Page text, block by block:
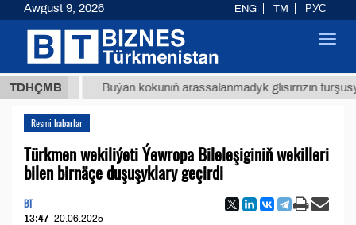
TDHÇMBBuýan köküniň arassalanmadyk glisirrizin turşusy (t.)
Resmi habarlar
Türkmen wekiliýeti Ýewropa Bileleşiginiň wekilleri
bilen birnäçe duşuşyklary geçirdi
BT
13:47 20.06.2025
Awgust 9, 2026 ENG TM РУС